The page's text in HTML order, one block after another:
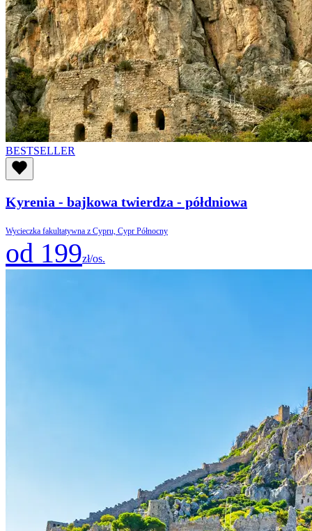
BESTSELLER
Kyrenia - bajkowa twierdza - półdniowa
Wycieczka fakultatywna z Cypru, Cypr Północny
od 199zł/os.